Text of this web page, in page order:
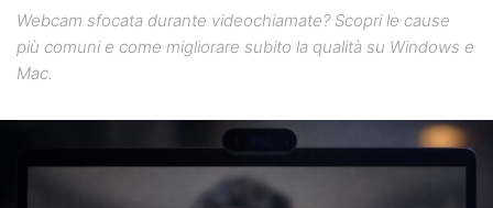
Webcam sfocata durante videochiamate? Scopri le cause
più comuni e come migliorare subito la qualità su Windows e
Mac.